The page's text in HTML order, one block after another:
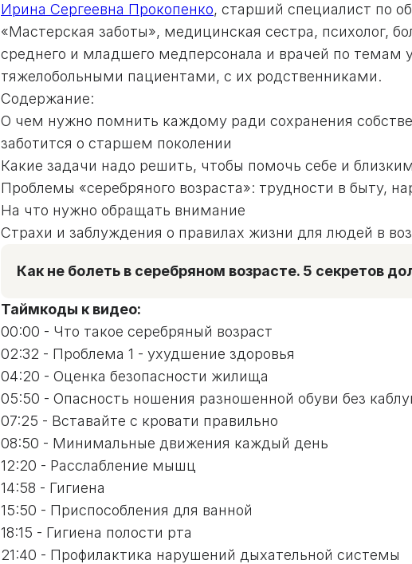
Ирина Сергеевна Прокопенко, старший специалист по
«Мастерская заботы», медицинская сестра, психолог,
среднего и младшего медперсонала и врачей по темам
тяжелобольными пациентами, с их родственниками.
Содержание:
О чем нужно помнить каждому ради сохранения
заботится о старшем поколении
Какие задачи надо решить, чтобы помочь себе и
Проблемы «серебряного возраста»: трудности в быту,
На что нужно обращать внимание
Страхи и заблуждения о правилах жизни для людей в
Как не болеть в серебряном возрасте. 5 секретов
Таймкоды к видео:
00:00 - Что такое серебряный возраст
02:32 - Проблема 1 - ухудшение здоровья
04:20 - Оценка безопасности жилища
05:50 - Опасность ношения разношенной обуви без
07:25 - Вставайте с кровати правильно
08:50 - Минимальные движения каждый день
12:20 - Расслабление мышц
14:58 - Гигиена
15:50 - Приспособления для ванной
18:15 - Гигиена полости рта
21:40 - Профилактика нарушений дыхательной системы